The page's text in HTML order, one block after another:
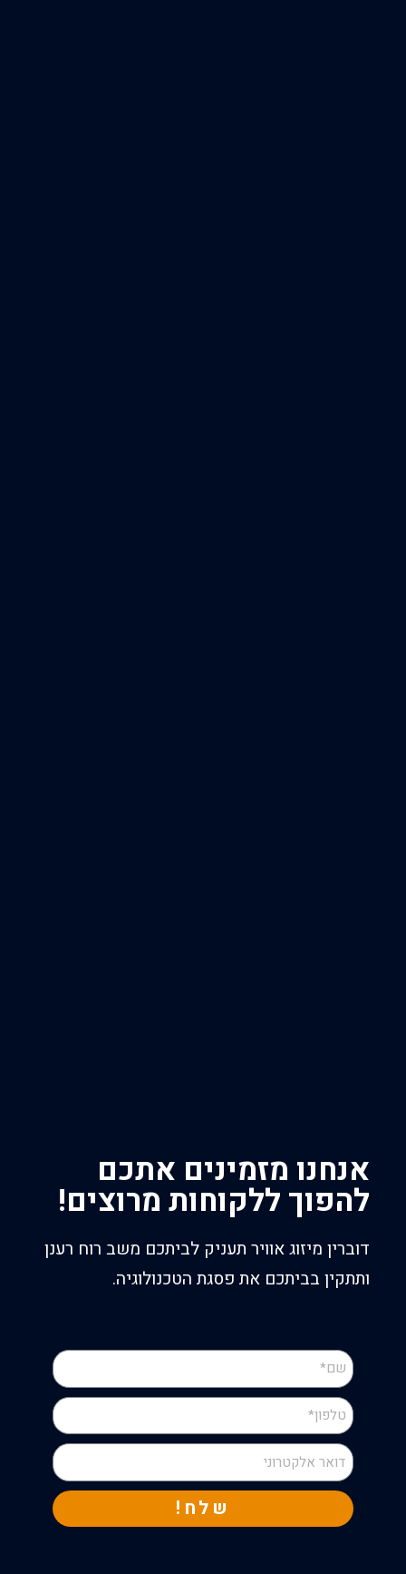
אנחנו מזמינים אתכם
להפוך ללקוחות מרוצים!
דוברין מיזוג אוויר תעניק לביתכם משב רוח רענן
ותתקין בביתכם את פסגת הטכנולוגיה.
שלח!